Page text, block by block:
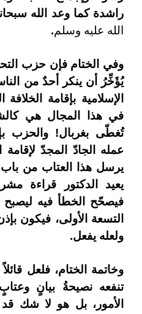
راشدة كما وعد الله
الله عليه وسلم.
وفي الختام فإن حزب
يُؤَخِّرُ أن ينكر أحدٌ من
الإسلامية بإقامة
في هذا المجال هي
تُغطّى بغربال! والحزب
عمله الجادّ المجدّ لإقامة
يرسل هذا العتاب من باب
يعيد الدكتور قراءة
فيصحّح الخطأ فيه ليصبح
التسعة الأولى، فيكون
ولعله يفعل.
وخاتمة الختام، فلعل
تنفعه نصيحةُ بيانٍ
الأمور، بل هو لا شك